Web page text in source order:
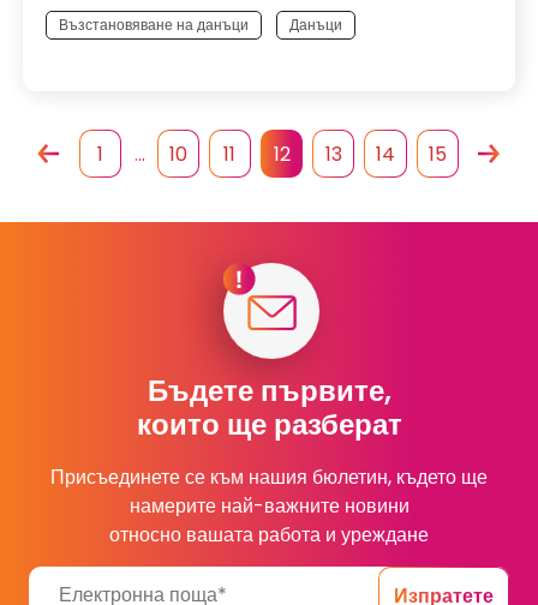
Възстановяване на данъци Данъци
1 … 10 11 12 13 14 15
Бъдете първите,
които ще разберат
Присъединете се към нашия бюлетин, където ще
намерите най-важните новини
относно вашата работа и уреждане
Изпратете